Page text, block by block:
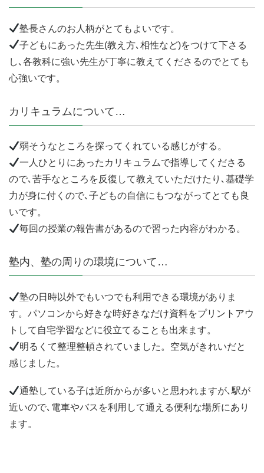
塾長さんのお人柄がとてもよいです。
子どもにあった先生(教え方､相性など)をつけて下さる
し､各教科に強い先生が丁寧に教えてくださるのでとても
心強いです。
カリキュラムについて…
弱そうなところを探ってくれている感じがする。
一人ひとりにあったカリキュラムで指導してくださる
ので､苦手なところを反復して教えていただけたり､基礎学
力が身に付くので､子どもの自信にもつながってとても良
いです。
毎回の授業の報告書があるので習った内容がわかる。
塾内、塾の周りの環境について…
塾の日時以外でもいつでも利用できる環境がありま
す。パソコンから好きな時好きなだけ資料をプリントアウ
トして自宅学習などに役立てることも出来ます。
明るくて整理整頓されていました。空気がきれいだと
感じました。
通塾している子は近所からが多いと思われますが､駅が
近いので､電車やバスを利用して通える便利な場所にあり
ます。